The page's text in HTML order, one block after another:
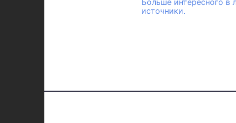
Больше интересного в
источники.